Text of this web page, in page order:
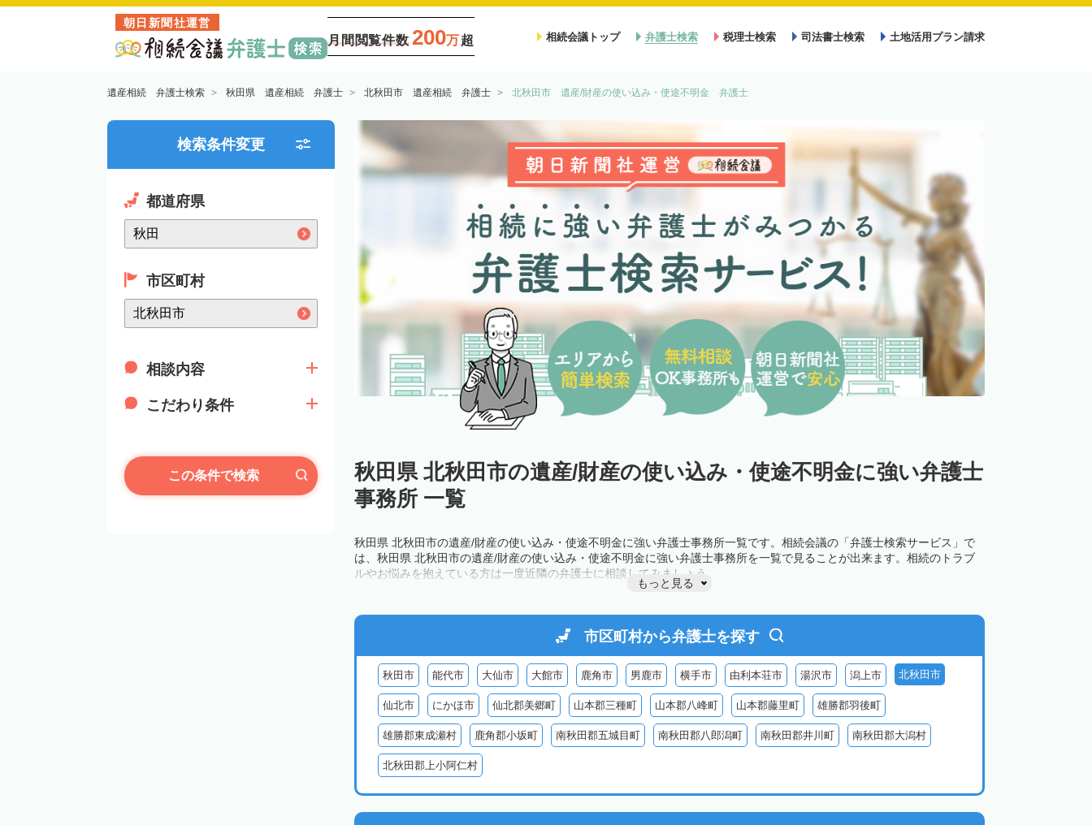
朝日新聞社運営
月間閲覧件数 200万超 相続会議トップ 弁護士検索 税理士検索 司法書士検索 土地活用プラン請求
遺産相続 弁護士検索 秋田県 遺産相続 弁護士 北秋田市 遺産相続 弁護士 北秋田市 遺産/財産の使い込み・使途不明金 弁護士
検索条件変更
都道府県
市区町村
相談内容
こだわり条件
この条件で検索
秋田県 北秋田市の遺産/財産の使い込み・使途不明金に強い弁護士
事務所 一覧
秋田県 北秋田市の遺産/財産の使い込み・使途不明金に強い弁護士事務所一覧です。相続会議の「弁護士検索サービス」で
は、秋田県 北秋田市の遺産/財産の使い込み・使途不明金に強い弁護士事務所を一覧で見ることが出来ます。相続のトラブ
ルやお悩みを抱えている方は一度近隣の弁護士に相談してみましょう。
もっと見る
市区町村から弁護士を探す
秋田市 能代市 大仙市 大館市 鹿角市 男鹿市 横手市 由利本荘市 湯沢市 潟上市 北秋田市
仙北市 にかほ市 仙北郡美郷町 山本郡三種町 山本郡八峰町 山本郡藤里町 雄勝郡羽後町
雄勝郡東成瀬村 鹿角郡小坂町 南秋田郡五城目町 南秋田郡八郎潟町 南秋田郡井川町 南秋田郡大潟村
北秋田郡上小阿仁村